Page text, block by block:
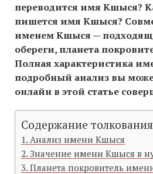
переводится имя Кшыся?
пишется имя Кшыся?
именем Кшыся —
обереги, планета
Полная характеристика
подробный анализ вы
онлайн в этой статье
Содержание
Анализ имени Кшыся
Значение имени Кшыся в
Планета покровитель